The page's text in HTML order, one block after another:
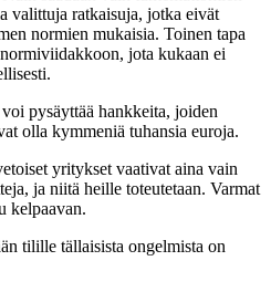
valittuja ratkaisuja, jotka eivät
normien mukaisia. Toinen tapa
jota kukaan ei
pysäyttää hankkeita, joiden
olla kymmeniä tuhansia euroja.
yritykset vaativat aina vain
ja niitä heille toteutetaan. Varmat
kelpaavan.
tilille tällaisista ongelmista on